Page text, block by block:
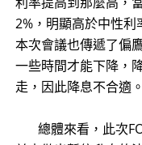
2%，明顯高於中性
本次會議也傳遞了偏
一些時間才能下降，
走，因此降息不合適。
總體來看，此次